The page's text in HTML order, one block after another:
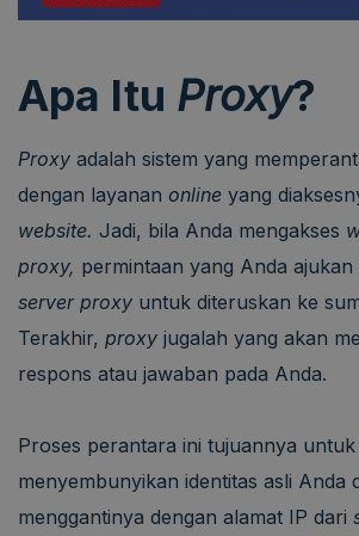
Apa Itu Proxy?
Proxy adalah sistem yang
dengan layanan online yang
website. Jadi, bila Anda mengakses
proxy, permintaan yang Anda ajukan
server proxy untuk diteruskan ke
Terakhir, proxy jugalah yang akan
respons atau jawaban pada Anda.
Proses perantara ini tujuannya untuk
menyembunyikan identitas asli Anda
menggantinya dengan alamat IP dari